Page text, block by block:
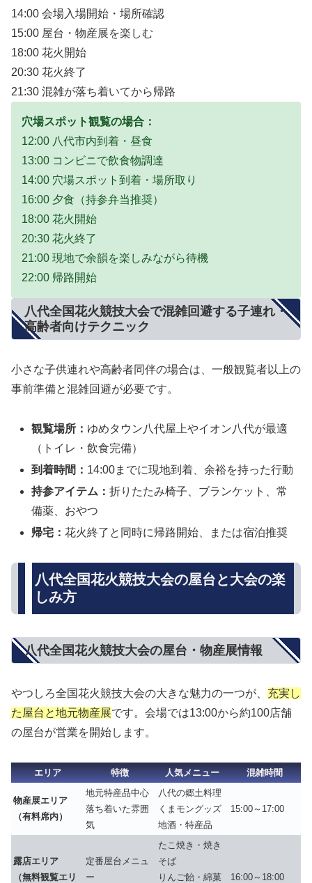
14:00 会場入場開始・場所確認
15:00 屋台・物産展を楽しむ
18:00 花火開始
20:30 花火終了
21:30 混雑が落ち着いてから帰路
穴場スポット観覧の場合：
12:00 八代市内到着・昼食
13:00 コンビニで飲食物調達
14:00 穴場スポット到着・場所取り
16:00 夕食（持参弁当推奨）
18:00 花火開始
20:30 花火終了
21:00 現地で余韻を楽しみながら待機
22:00 帰路開始
八代全国花火競技大会で混雑回避する子連れ・
高齢者向けテクニック
小さな子供連れや高齢者同伴の場合は、一般観覧者以上の
事前準備と混雑回避が必要です。
観覧場所： ゆめタウン八代屋上やイオン八代が最適
（トイレ・飲食完備）
到着時間： 14:00までに現地到着、余裕を持った行動
持参アイテム：折りたたみ椅子、ブランケット、常
備薬、おやつ
帰宅：花火終了と同時に帰路開始、または宿泊推奨
八代全国花火競技大会の屋台と大会の楽
しみ方
八代全国花火競技大会の屋台・物産展情報
やつしろ全国花火競技大会の大きな魅力の一つが、 充実し
た屋台と地元物産展です。会場では13:00から約100店舗
の屋台が営業を開始します。
エリア 特徴 人気メニュー 混雑時間
物産展エリア
（有料席内）
地元特産品中心
落ち着いた雰囲
気
八代の郷土料理
くまモングッズ
地酒・特産品
15:00～17:00
露店エリア
（無料観覧エリ
定番屋台メニュ
ー
たこ焼き・焼き
そば
りんご飴・綿菓
16:00～18:00